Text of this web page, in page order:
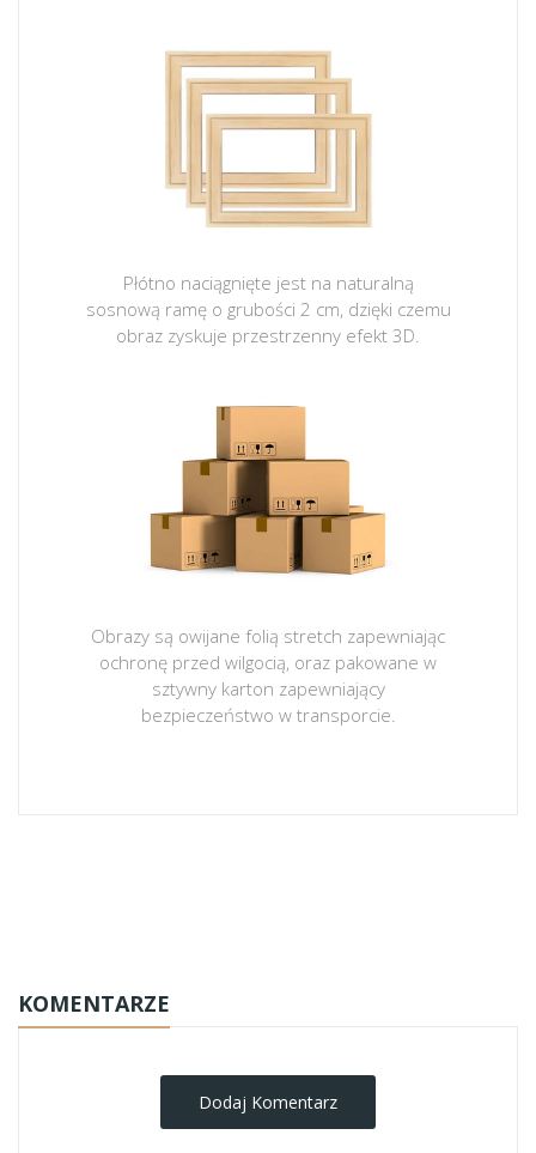
Płótno naciągnięte jest na naturalną
sosnową ramę o grubości 2 cm, dzięki czemu
obraz zyskuje przestrzenny efekt 3D.
Obrazy są owijane folią stretch zapewniając
ochronę przed wilgocią, oraz pakowane w
sztywny karton zapewniający
bezpieczeństwo w transporcie.
KOMENTARZE
Dodaj Komentarz